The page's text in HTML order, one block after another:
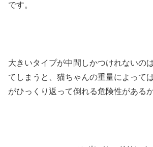
です。
大きいタイプが中間しかつけれないの
てしまうと、猫ちゃんの重量によって
がひっくり返って倒れる危険性がある